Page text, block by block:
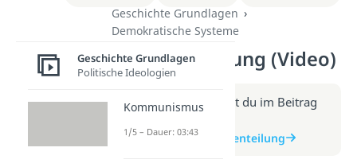
Geschichte Grundlagen
Demokratische Systeme
Gewaltenteilung (Video)
Weitere Infos erhältst du im Beitrag
zum Beitrag: Gewaltenteilung
Geschichte Grundlagen
Politische Ideologien
Kommunismus
1/5 – Dauer: 03:43